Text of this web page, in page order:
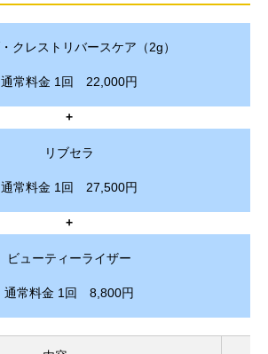
クレストリバースケア（2g）
通常料金 1回 22,000円
+
リブセラ
通常料金 1回 27,500円
+
ビューティーライザー
通常料金 1回 8,800円